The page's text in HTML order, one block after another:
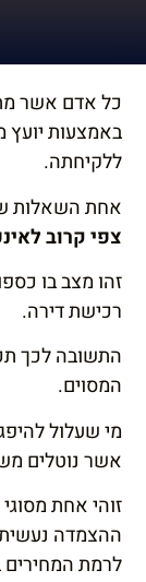
font_download סמן
כל אדם אשר
באמצעות
ללקיחתה.
אחת השאלות
צפי קרוב
זהו מצב בו
רכישת דירה.
התשובה לכך
המסוים.
מי שעלול
אשר נוטלים
זוהי אחת
ההצמדה נעשית
לרמת